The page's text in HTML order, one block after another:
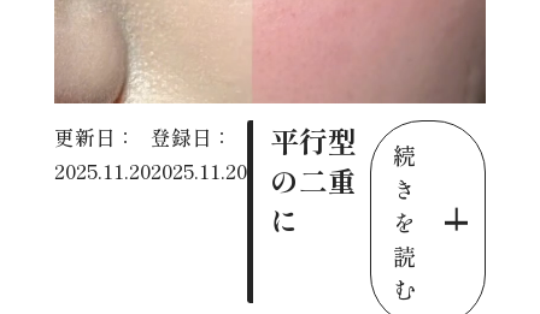
更新日：
2025.11.20
登録日：
2025.11.20
平行型
の二重
に
続
き
を
読
む